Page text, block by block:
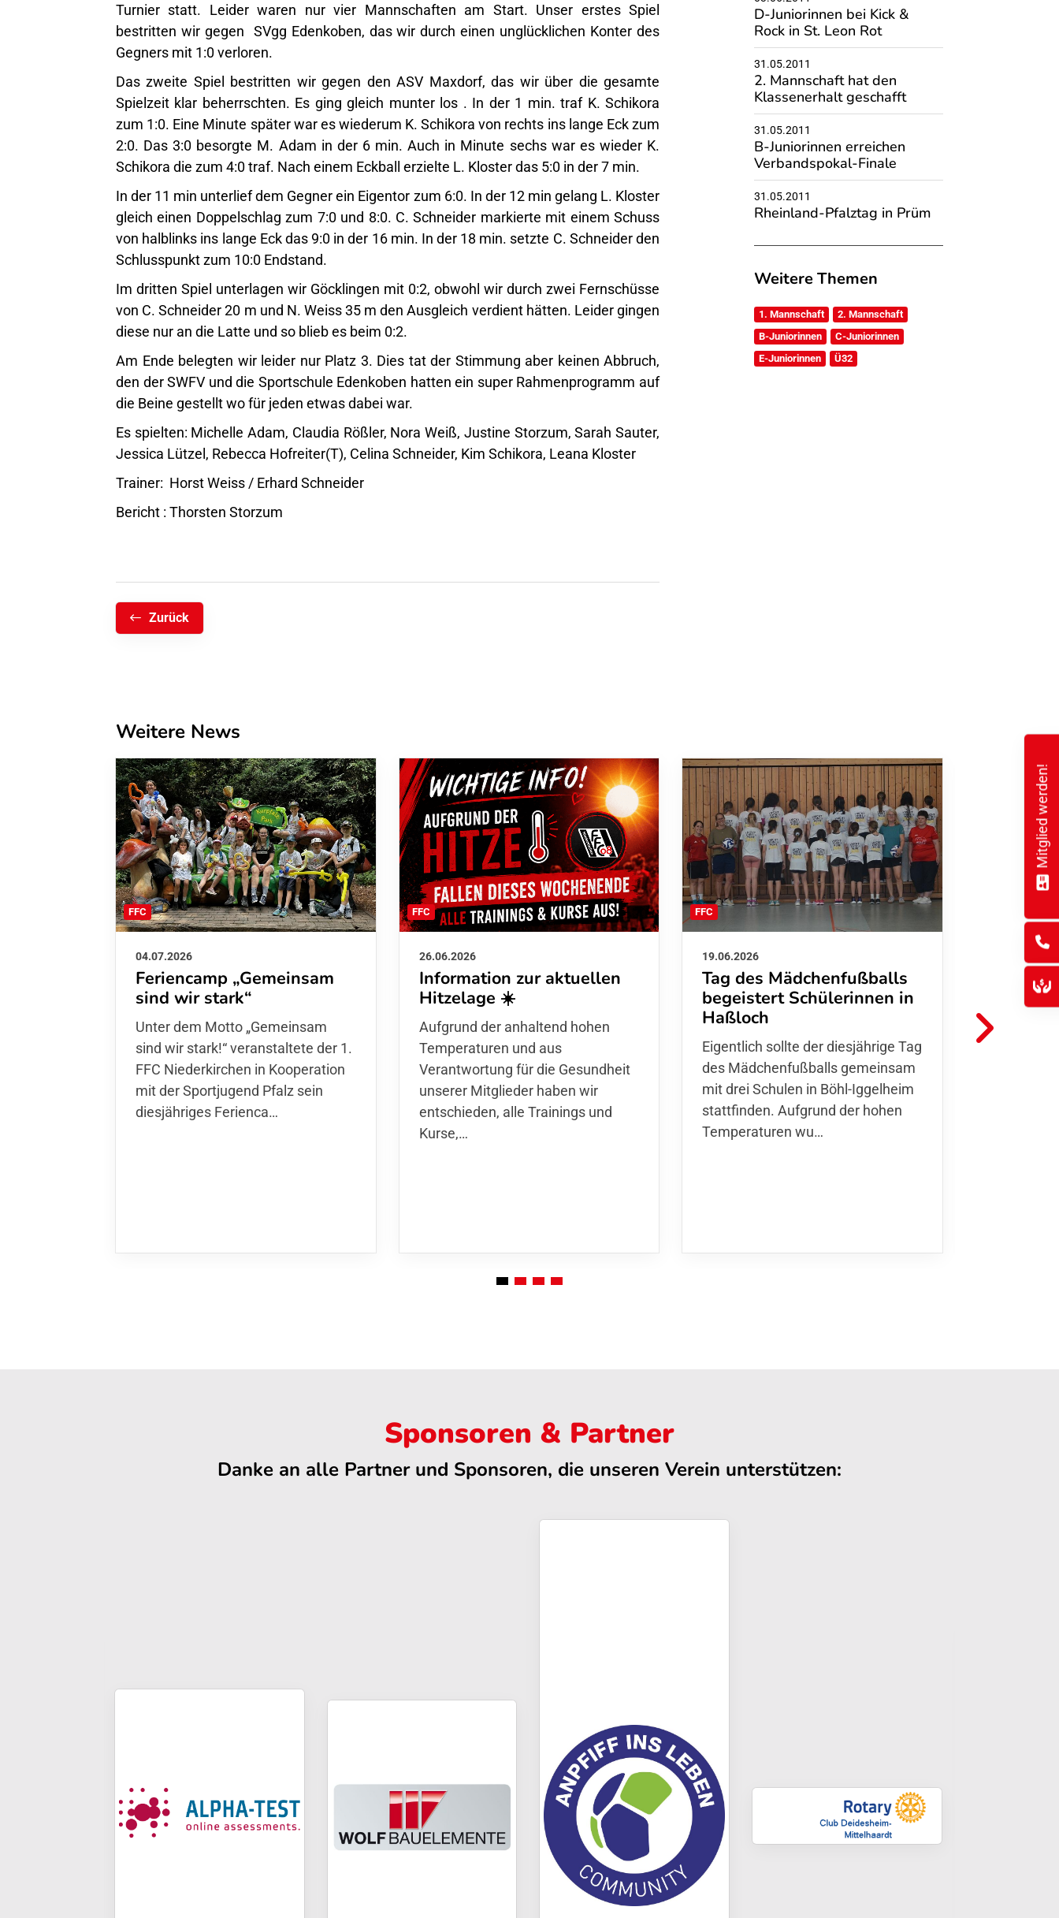
Turnier statt. Leider waren nur vier Mannschaften am Start. Unser erstes Spiel
bestritten wir gegen SVgg Edenkoben, das wir durch einen unglücklichen Konter des
Gegners mit 1:0 verloren.
Das zweite Spiel bestritten wir gegen den ASV Maxdorf, das wir über die gesamte
Spielzeit klar beherrschten. Es ging gleich munter los . In der 1 min. traf K. Schikora
zum 1:0. Eine Minute später war es wiederum K. Schikora von rechts ins lange Eck zum
2:0. Das 3:0 besorgte M. Adam in der 6 min. Auch in Minute sechs war es wieder K.
Schikora die zum 4:0 traf. Nach einem Eckball erzielte L. Kloster das 5:0 in der 7 min.
In der 11 min unterlief dem Gegner ein Eigentor zum 6:0. In der 12 min gelang L. Kloster
gleich einen Doppelschlag zum 7:0 und 8:0. C. Schneider markierte mit einem Schuss
von halblinks ins lange Eck das 9:0 in der 16 min. In der 18 min. setzte C. Schneider den
Schlusspunkt zum 10:0 Endstand.
Im dritten Spiel unterlagen wir Göcklingen mit 0:2, obwohl wir durch zwei Fernschüsse
von C. Schneider 20 m und N. Weiss 35 m den Ausgleich verdient hätten. Leider gingen
diese nur an die Latte und so blieb es beim 0:2.
Am Ende belegten wir leider nur Platz 3. Dies tat der Stimmung aber keinen Abbruch,
den der SWFV und die Sportschule Edenkoben hatten ein super Rahmenprogramm auf
die Beine gestellt wo für jeden etwas dabei war.
Es spielten: Michelle Adam, Claudia Rößler, Nora Weiß, Justine Storzum, Sarah Sauter,
Jessica Lützel, Rebecca Hofreiter(T), Celina Schneider, Kim Schikora, Leana Kloster
Trainer: Horst Weiss / Erhard Schneider
Bericht : Thorsten Storzum
Zurück
D-Juniorinnen bei Kick &
Rock in St. Leon Rot
31.05.2011
2. Mannschaft hat den
Klassenerhalt geschafft
31.05.2011
B-Juniorinnen erreichen
Verbandspokal-Finale
31.05.2011
Rheinland-Pfalztag in Prüm
Weitere Themen
1. Mannschaft
2. Mannschaft
B-Juniorinnen
C-Juniorinnen
E-Juniorinnen
Ü32
Weitere News
FFC
04.07.2026
Feriencamp „Gemeinsam
sind wir stark“
Unter dem Motto „Gemeinsam sind
wir stark!“ veranstaltete der 1. FFC
Niederkirchen in Kooperation mit
der Sportjugend Pfalz sein
diesjähriges Ferienca…
FFC
26.06.2026
Information zur aktuellen
Hitzelage ☀️
Aufgrund der anhaltend hohen
Temperaturen und aus
Verantwortung für die Gesundheit
unserer Mitglieder haben wir
entschieden, alle Trainings und
Kurse,…
FFC
19.06.2026
Tag des Mädchenfußballs
begeistert Schülerinnen in
Haßloch
Eigentlich sollte der diesjährige Tag
des Mädchenfußballs gemeinsam
mit drei Schulen in Böhl-Iggelheim
stattfinden. Aufgrund der hohen
Temperaturen wu…
01.06.2026
Danke
FFC
Hoffmann
Sponsoren & Partner
Danke an alle Partner und Sponsoren, die unseren Verein unterstützen:
Mitglied werden!